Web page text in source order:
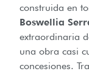
construida en
Boswellia
extraordinaria
una obra casi
concesiones.